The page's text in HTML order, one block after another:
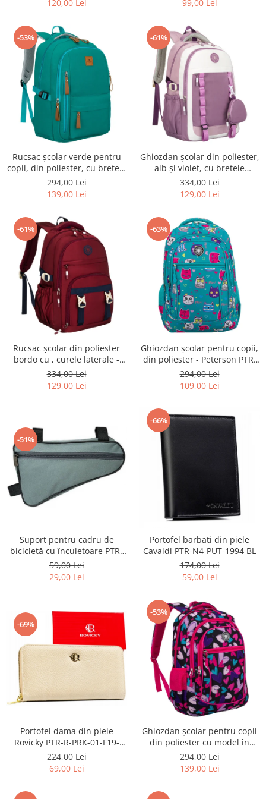
120,00 Lei 99,00 Lei
-53%
Rucsac școlar verde pentru
copii, din poliester, cu bretele
reglabile - Peterson PTR-PTN
BHX-01-9259 Gree
294,00 Lei
139,00 Lei
-61%
Ghiozdan școlar din poliester,
alb și violet, cu bretele
reglabile - Peterson PTR-PTN
8603-1303 PURPLE
334,00 Lei
129,00 Lei
-61%
Rucsac școlar din poliester
bordo cu , curele laterale -
Peterson PTR-PTN 8594-1402
BORDO
334,00 Lei
129,00 Lei
-63%
Ghiozdan școlar pentru copii,
din poliester - Peterson PTR-
PTN BIEDRONKA G28
294,00 Lei
109,00 Lei
-51%
Suport pentru cadru de
bicicletă cu încuietoare PTR-
AR-S-101
59,00 Lei
29,00 Lei
-66%
Portofel barbati din piele
Cavaldi PTR-N4-PUT-1994 BL
174,00 Lei
59,00 Lei
-69%
Portofel dama din piele
Rovicky PTR-R-PRK-01-F19-
2757 BE
224,00 Lei
69,00 Lei
-53%
Ghiozdan școlar pentru copii
din poliester cu model în
formă de inimă - Peterson
PTR-PTN BIEDRONKA G54
294,00 Lei
139,00 Lei